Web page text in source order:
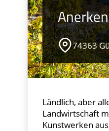
74363
Ländlich, aber
Land­wirt­schaft
Kunst­werken